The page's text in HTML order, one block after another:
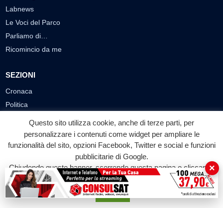
Labnews
Le Voci del Parco
Parliamo di…
Ricomincio da me
SEZIONI
Cronaca
Politica
Cultura
Economia
Eventi
VIDEO
Questo sito utilizza cookie, anche di terze parti, per
personalizzare i contenuti come widget per ampliare le
funzionalità del sito, opzioni Facebook, Twitter e social e funzioni
pubblicitarie di Google.
Chiudendo questo banner, scorrendo questa pagina o cliccando
su qualunque suo elemento acconsenti all'uso dei cookie.
Accetta
×